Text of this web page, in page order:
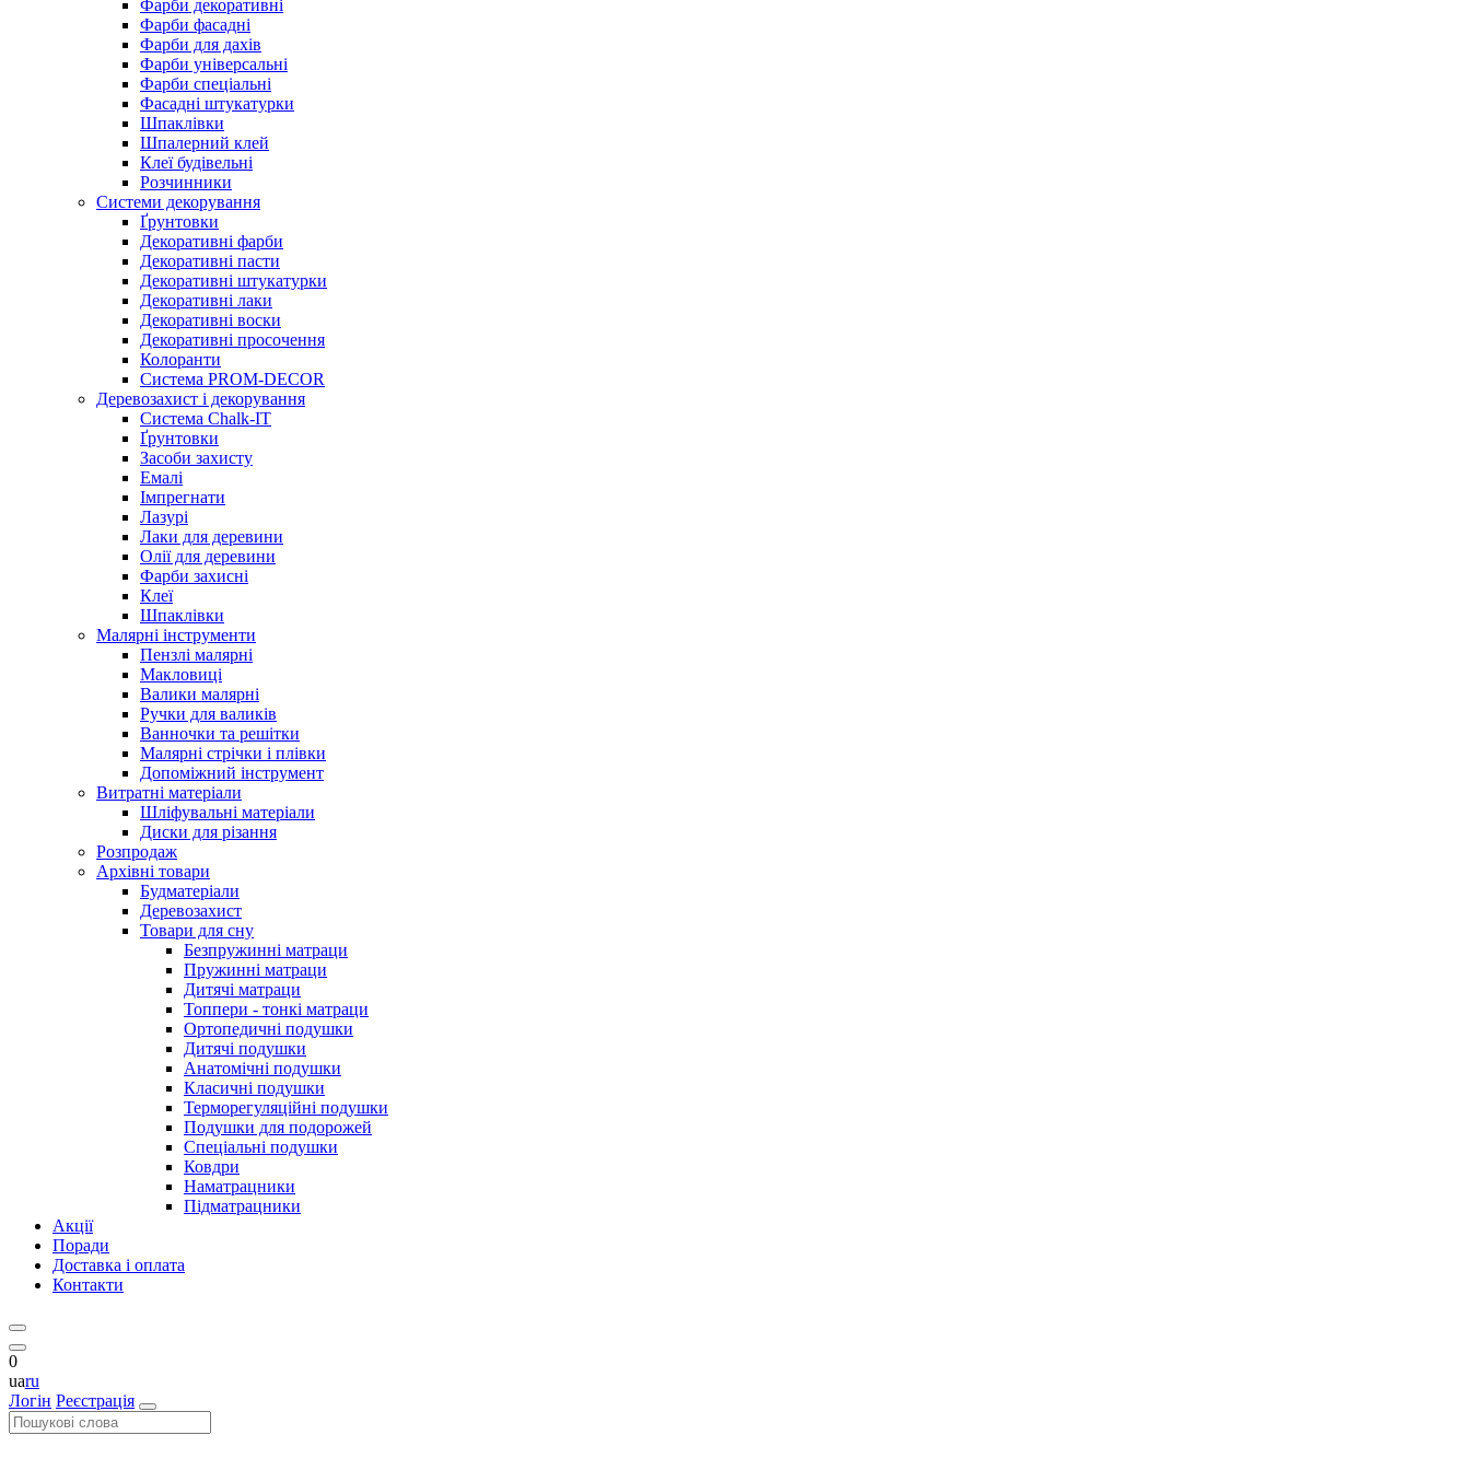
Фарби декоративні
Фарби фасадні
Фарби для дахів
Фарби універсальні
Фарби спеціальні
Фасадні штукатурки
Шпаклівки
Шпалерний клей
Клеї будівельні
Розчинники
Системи декорування
Ґрунтовки
Декоративні фарби
Декоративні пасти
Декоративні штукатурки
Декоративні лаки
Декоративні воски
Декоративні просочення
Колоранти
Система PROM-DECOR
Деревозахист і декорування
Система Chalk-IT
Ґрунтовки
Засоби захисту
Емалі
Імпрегнати
Лазурі
Лаки для деревини
Олії для деревини
Фарби захисні
Клеї
Шпаклівки
Малярні інструменти
Пензлі малярні
Макловиці
Валики малярні
Ручки для валиків
Ванночки та решітки
Малярні стрічки і плівки
Допоміжний інструмент
Витратні матеріали
Шліфувальні матеріали
Диски для різання
Розпродаж
Архівні товари
Будматеріали
Деревозахист
Товари для сну
Безпружинні матраци
Пружинні матраци
Дитячі матраци
Топпери - тонкі матраци
Ортопедичні подушки
Дитячі подушки
Анатомічні подушки
Класичні подушки
Терморегуляційні подушки
Подушки для подорожей
Спеціальні подушки
Ковдри
Наматрацники
Підматрацники
Акції
Поради
Доставка і оплата
Контакти
0
uaru
Логін Реєстрація